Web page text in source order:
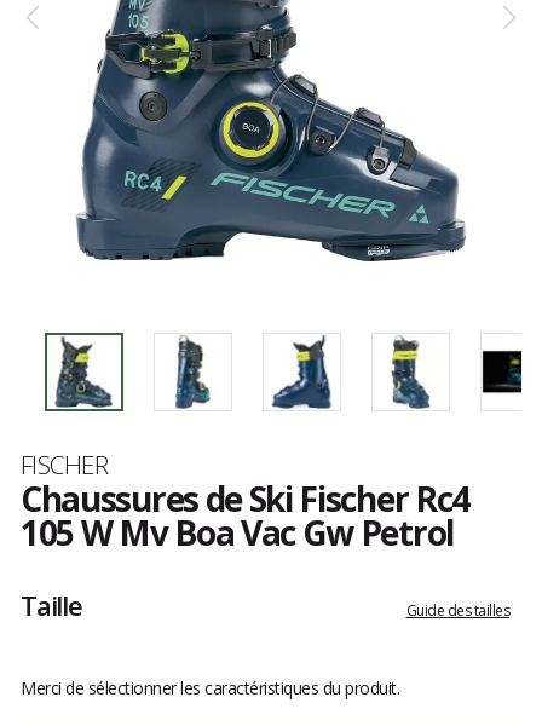
Marque
FISCHER
Chaussures de Ski Fischer Rc4
105 W Mv Boa Vac Gw Petrol
clients
Taille Guide des tailles
Merci de sélectionner les caractéristiques du produit.